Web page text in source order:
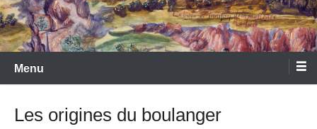
Menu
Les origines du boulanger